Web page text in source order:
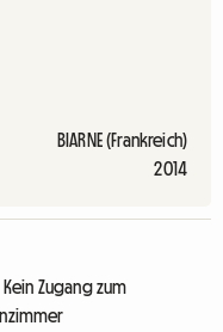
BIARNE (Frankreich)
2014
Kein Zugang zum